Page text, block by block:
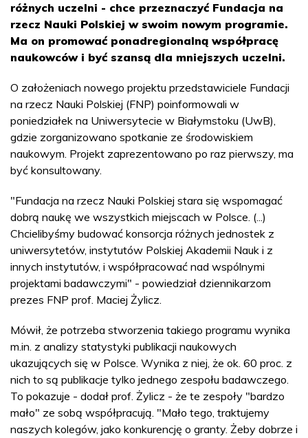
różnych uczelni - chce przeznaczyć Fundacja na
rzecz Nauki Polskiej w swoim nowym programie.
Ma on promować ponadregionalną współpracę
naukowców i być szansą dla mniejszych uczelni.
O założeniach nowego projektu przedstawiciele Fundacji
na rzecz Nauki Polskiej (FNP) poinformowali w
poniedziałek na Uniwersytecie w Białymstoku (UwB),
gdzie zorganizowano spotkanie ze środowiskiem
naukowym. Projekt zaprezentowano po raz pierwszy, ma
być konsultowany.
"Fundacja na rzecz Nauki Polskiej stara się wspomagać
dobrą naukę we wszystkich miejscach w Polsce. (...)
Chcielibyśmy budować konsorcja różnych jednostek z
uniwersytetów, instytutów Polskiej Akademii Nauk i z
innych instytutów, i współpracować nad wspólnymi
projektami badawczymi" - powiedział dziennikarzom
prezes FNP prof. Maciej Żylicz.
Mówił, że potrzeba stworzenia takiego programu wynika
m.in. z analizy statystyki publikacji naukowych
ukazujących się w Polsce. Wynika z niej, że ok. 60 proc. z
nich to są publikacje tylko jednego zespołu badawczego.
To pokazuje - dodał prof. Żylicz - że te zespoły "bardzo
mało" ze sobą współpracują. "Mało tego, traktujemy
naszych kolegów, jako konkurencję o granty. Żeby dobrze i